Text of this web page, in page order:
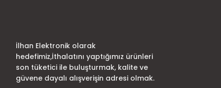
İlhan Elektronik olarak
hedefimiz,İthalatını yaptığımız ürünleri
son tüketici ile buluşturmak, kalite ve
güvene dayalı alışverişin adresi olmak.